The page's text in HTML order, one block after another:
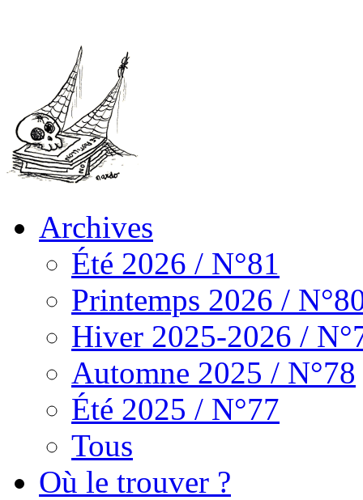
Archives
Été 2026 / N°81
Printemps 2026 /
Hiver 2025-2026 /
Automne 2025 / N°78
Été 2025 / N°77
Tous
Où le trouver ?